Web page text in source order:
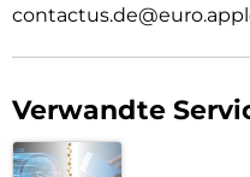
Verwandte